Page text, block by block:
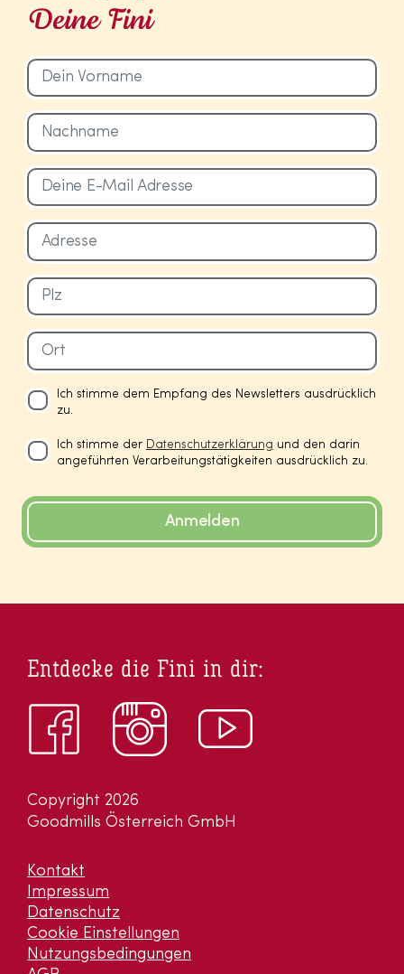
Ich stimme dem Empfang des Newsletters ausdrücklich
zu.
Ich stimme der Datenschutzerklärung und den darin
angeführten Verarbeitungstätigkeiten ausdrücklich zu.
Anmelden
Copyright 2026
Goodmills Österreich GmbH
Kontakt
Impressum
Datenschutz
Cookie Einstellungen
Nutzungsbedingungen
Entdecke die Fini in dir: